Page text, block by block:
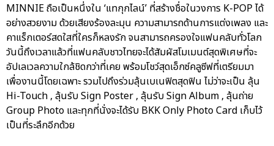
MINNIE ถือเป็นหนึ่งใน ‘แทกุกไลน์’ ที่สร้างชื่อในวงการ K-POP ได้
อย่างสวยงาม ด้วยเสียงร้องละมุน ความสามารถด้านการแต่งเพลง และ
คาแร็กเตอร์สดใสที่ใครก็หลงรัก จนสามารถครองใจแฟนคลับทั่วโลก
วันนี้ถึงเวลาแล้วที่แฟนคลับชาวไทยจะได้สัมผัสโมเมนต์สุดพิเศษที่จะ
อัปเลเวลความใกล้ชิดกว่าที่เคย พร้อมโชว์สุดเอ็กซ์คลูซีฟที่เตรียมมา
เพื่องานนี้โดยเฉพาะ รวมไปถึงร่วมลุ้นเบเนฟิตสุดฟิน ไม่ว่าจะเป็น ลุ้น
Hi-Touch , ลุ้นรับ Sign Poster , ลุ้นรับ Sign Album , ลุ้นถ่าย
Group Photo และทุกที่นั่งจะได้รับ BKK Only Photo Card เก็บไว้
เป็นที่ระลึกอีกด้วย